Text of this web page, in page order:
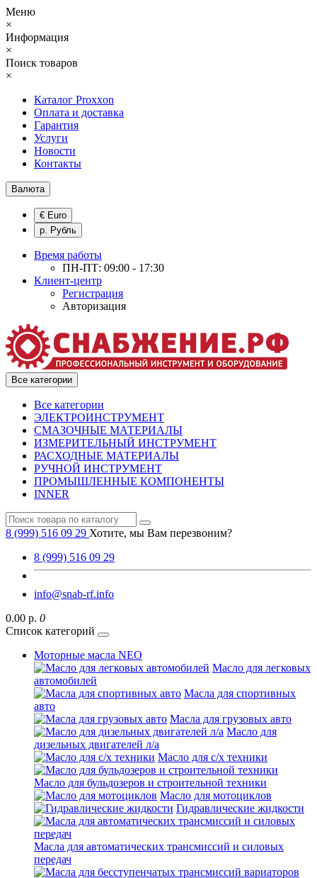
Меню
×
Информация
×
Поиск товаров
×
Каталог Proxxon
Оплата и доставка
Гарантия
Услуги
Новости
Контакты
Валюта
€ Euro
р. Рубль
Время работы
ПН-ПТ: 09:00 - 17:30
Клиент-центр
Регистрация
Авторизация
Все категории
Все категории
ЭЛЕКТРОИНСТРУМЕНТ
СМАЗОЧНЫЕ МАТЕРИАЛЫ
ИЗМЕРИТЕЛЬНЫЙ ИНСТРУМЕНТ
РАСХОДНЫЕ МАТЕРИАЛЫ
РУЧНОЙ ИНСТРУМЕНТ
ПРОМЫШЛЕННЫЕ КОМПОНЕНТЫ
INNER
8 (999) 516 09 29 Хотите, мы Вам перезвоним?
8 (999) 516 09 29
info@snab-rf.info
0.00 р. 0
Список категорий
Моторные масла NEO
Масло для легковых
автомобилей
Масла для спортивных
авто
Масла для грузовых авто
Масло для
дизельных двигателей л/а
Масло для с/х техники
Масло для бульдозеров и строительной техники
Масло для мотоциклов
Гидравлические жидкости
Масла для автоматических трансмиссий и силовых
передач